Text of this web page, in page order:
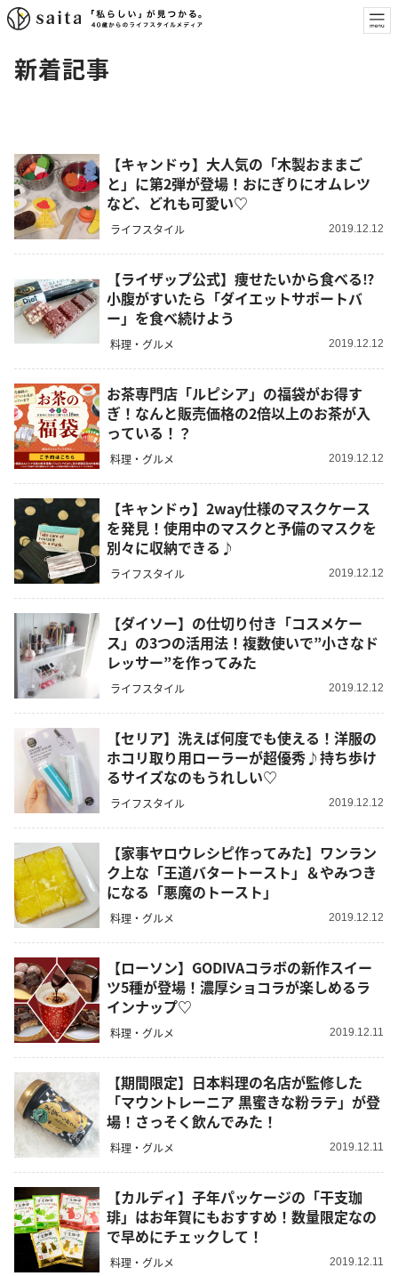
新着記事
【キャンドゥ】大人気の「木製おままご
と」に第2弾が登場！おにぎりにオムレツ
など、どれも可愛い♡
ライフスタイル 2019.12.12
【ライザップ公式】痩せたいから食べる⁉
小腹がすいたら「ダイエットサポートバ
ー」を食べ続けよう
料理・グルメ 2019.12.12
お茶専門店「ルピシア」の福袋がお得す
ぎ！なんと販売価格の2倍以上のお茶が入
っている！？
料理・グルメ 2019.12.12
【キャンドゥ】2way仕様のマスクケース
を発見！使用中のマスクと予備のマスクを
別々に収納できる♪
ライフスタイル 2019.12.12
【ダイソー】の仕切り付き「コスメケー
ス」の3つの活用法！複数使いで”小さなド
レッサー”を作ってみた
ライフスタイル 2019.12.12
【セリア】洗えば何度でも使える！洋服の
ホコリ取り用ローラーが超優秀♪持ち歩け
るサイズなのもうれしい♡
ライフスタイル 2019.12.12
【家事ヤロウレシピ作ってみた】ワンラン
ク上な「王道バタートースト」＆やみつき
になる「悪魔のトースト」
料理・グルメ 2019.12.12
【ローソン】GODIVAコラボの新作スイー
ツ5種が登場！濃厚ショコラが楽しめるラ
インナップ♡
料理・グルメ 2019.12.11
【期間限定】日本料理の名店が監修した
「マウントレーニア 黒蜜きな粉ラテ」が登
場！さっそく飲んでみた！
料理・グルメ 2019.12.11
【カルディ】子年パッケージの「干支珈
琲」はお年賀にもおすすめ！数量限定なの
で早めにチェックして！
料理・グルメ 2019.12.11